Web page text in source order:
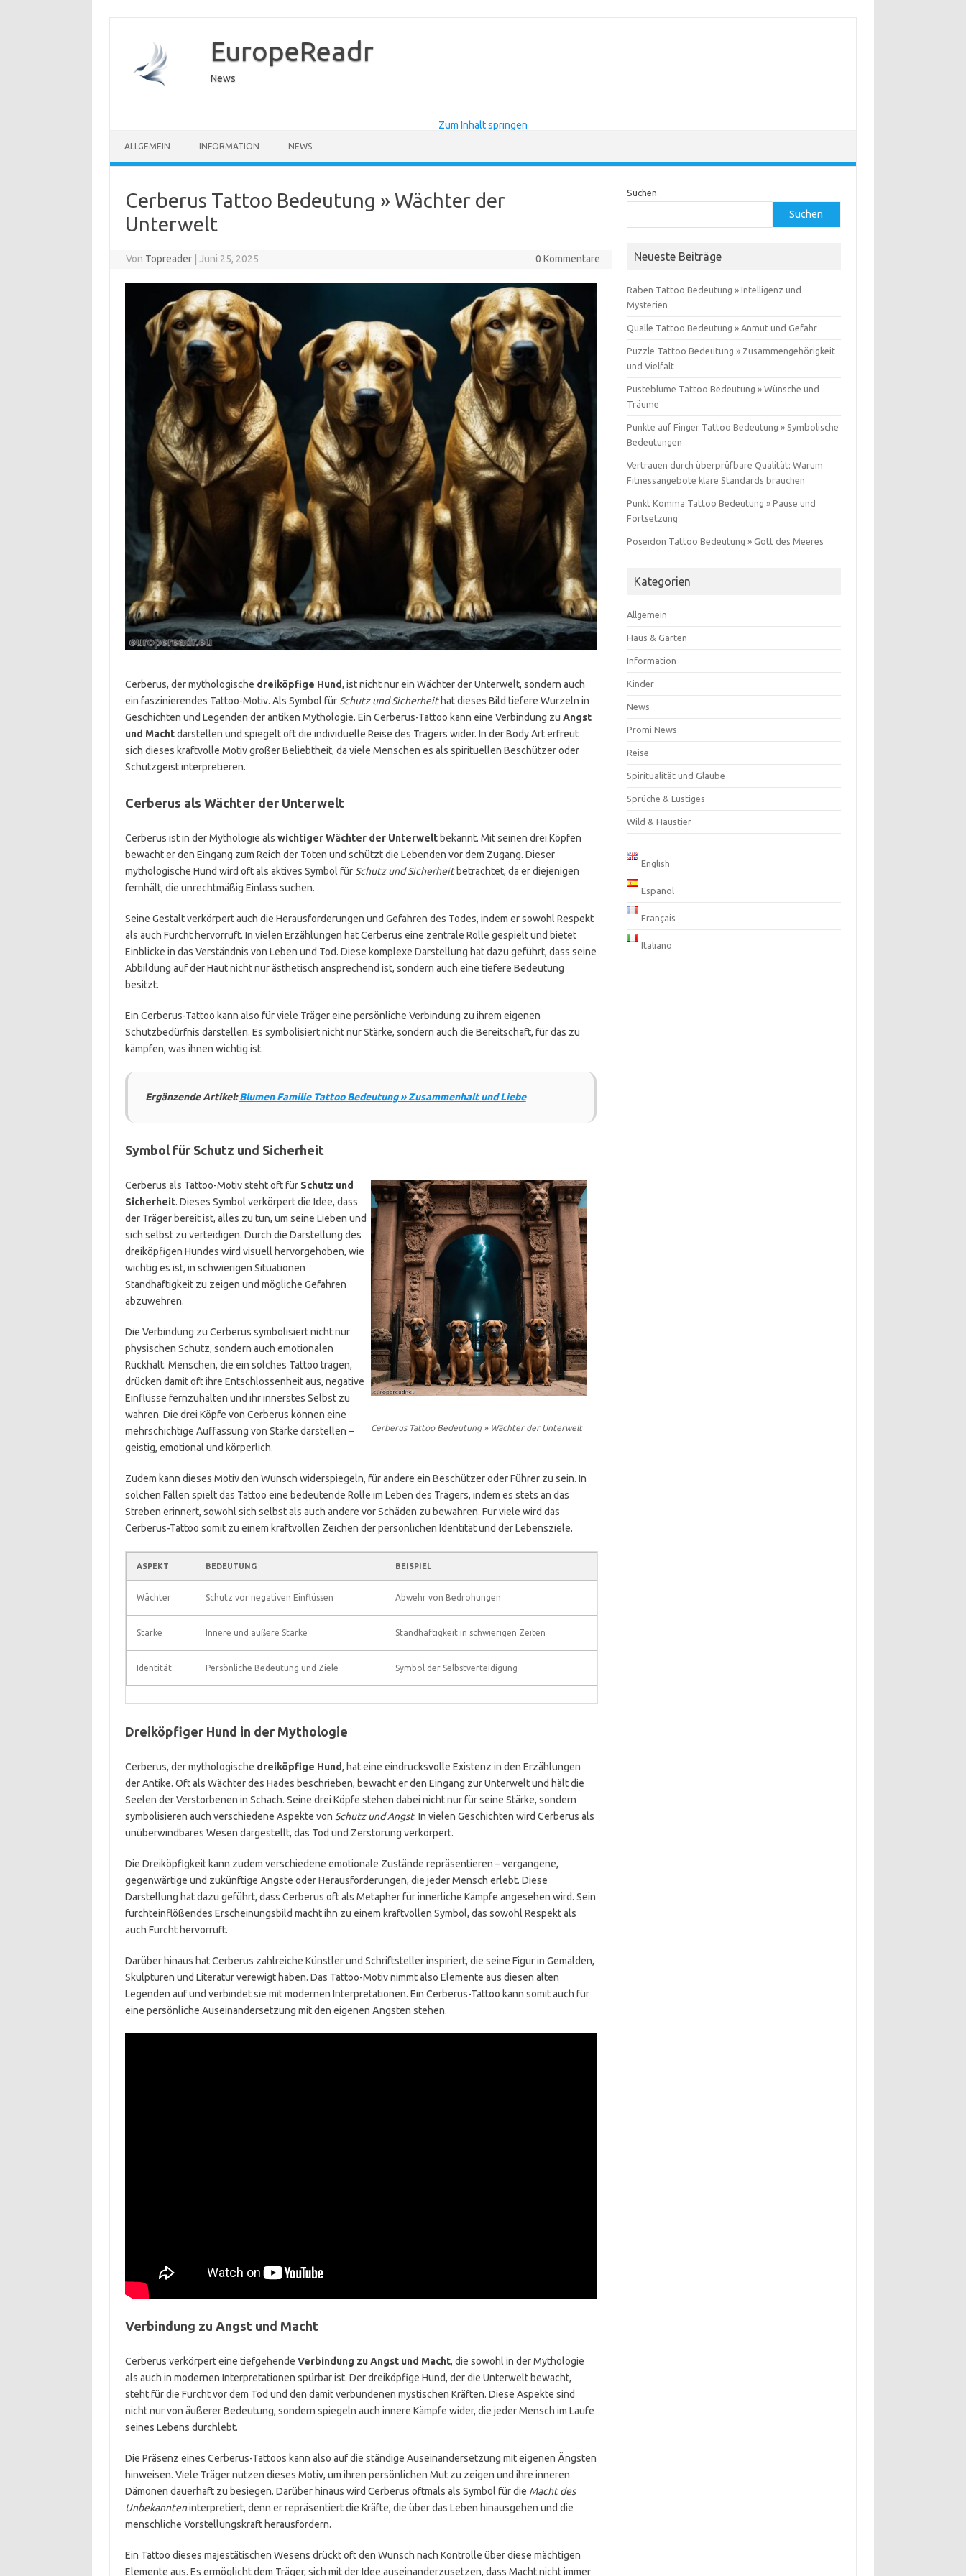
EuropeReadr
News
Zum Inhalt springen
ALLGEMEIN INFORMATION NEWS
Cerberus Tattoo Bedeutung » Wächter der
Unterwelt
Von Topreader Juni 25, 2025 0 Kommentare
Cerberus, der mythologische dreiköpfige Hund, ist nicht nur ein Wächter der Unterwelt, sondern auch
ein faszinierendes Tattoo-Motiv. Als Symbol für Schutz und Sicherheithat dieses Bild tiefere Wurzeln in
Geschichten und Legenden der antiken Mythologie. Ein Cerberus-Tattoo kann eine Verbindung zu Angst
und Machtdarstellen und spiegelt oft die individuelle Reise des Trägers wider. In der Body Art erfreut
sich dieses kraftvolle Motiv großer Beliebtheit, da viele Menschen es als spirituellen Beschützer oder
Schutzgeist interpretieren.
Cerberus als Wächter der Unterwelt
Cerberus ist in der Mythologie als wichtiger Wächter der Unterweltbekannt. Mit seinen drei Köpfen
bewacht er den Eingang zum Reich der Toten und schützt die Lebenden vor dem Zugang. Dieser
mythologische Hund wird oft als aktives Symbol für Schutz und Sicherheitbetrachtet, da er diejenigen
fernhält, die unrechtmäßig Einlass suchen.
Seine Gestalt verkörpert auch die Herausforderungen und Gefahren des Todes, indem er sowohl Respekt
als auch Furcht hervorruft. In vielen Erzählungen hat Cerberus eine zentrale Rolle gespielt und bietet
Einblicke in das Verständnis von Leben und Tod. Diese komplexe Darstellung hat dazu geführt, dass seine
Abbildung auf der Haut nicht nur ästhetisch ansprechend ist, sondern auch eine tiefere Bedeutung
besitzt.
Ein Cerberus-Tattoo kann also für viele Träger eine persönliche Verbindung zu ihrem eigenen
Schutzbedürfnis darstellen. Es symbolisiert nicht nur Stärke, sondern auch die Bereitschaft, für das zu
kämpfen, was ihnen wichtig ist.
Ergänzende Artikel:Blumen Familie Tattoo Bedeutung » Zusammenhalt und Liebe
Symbol für Schutz und Sicherheit
Cerberus Tattoo Bedeutung » Wächter der Unterwelt
Cerberus als Tattoo-Motiv steht oft für Schutz und
Sicherheit. Dieses Symbol verkörpert die Idee, dass
der Träger bereit ist, alles zu tun, um seine Lieben und
sich selbst zu verteidigen. Durch die Darstellung des
dreiköpfigen Hundes wird visuell hervorgehoben, wie
wichtig es ist, in schwierigen Situationen
Standhaftigkeit zu zeigen und mögliche Gefahren
abzuwehren.
Die Verbindung zu Cerberus symbolisiert nicht nur
physischen Schutz, sondern auch emotionalen
Rückhalt. Menschen, die ein solches Tattoo tragen,
drücken damit oft ihre Entschlossenheit aus, negative
Einflüsse fernzuhalten und ihr innerstes Selbst zu
wahren. Die drei Köpfe von Cerberus können eine
mehrschichtige Auffassung von Stärke darstellen –
geistig, emotional und körperlich.
Zudem kann dieses Motiv den Wunsch widerspiegeln, für andere ein Beschützer oder Führer zu sein. In
solchen Fällen spielt das Tattoo eine bedeutende Rolle im Leben des Trägers, indem es stets an das
Streben erinnert, sowohl sich selbst als auch andere vor Schäden zu bewahren. Fur viele wird das
Cerberus-Tattoo somit zu einem kraftvollen Zeichen der persönlichen Identität und der Lebensziele.
ASPEKT BEDEUTUNG BEISPIEL
Wächter Schutz vor negativen Einflüssen Abwehr von Bedrohungen
Stärke Innere und äußere Stärke Standhaftigkeit in schwierigen Zeiten
Identität Persönliche Bedeutung und Ziele Symbol der Selbstverteidigung
Dreiköpfiger Hund in der Mythologie
Cerberus, der mythologische dreiköpfige Hund, hat eine eindrucksvolle Existenz in den Erzählungen
der Antike. Oft als Wächter des Hades beschrieben, bewacht er den Eingang zur Unterwelt und hält die
Seelen der Verstorbenen in Schach. Seine drei Köpfe stehen dabei nicht nur für seine Stärke, sondern
symbolisieren auch verschiedene Aspekte von Schutz und Angst. In vielen Geschichten wird Cerberus als
unüberwindbares Wesen dargestellt, das Tod und Zerstörung verkörpert.
Die Dreiköpfigkeit kann zudem verschiedene emotionale Zustände repräsentieren – vergangene,
gegenwärtige und zukünftige Ängste oder Herausforderungen, die jeder Mensch erlebt. Diese
Darstellung hat dazu geführt, dass Cerberus oft als Metapher für innerliche Kämpfe angesehen wird. Sein
furchteinflößendes Erscheinungsbild macht ihn zu einem kraftvollen Symbol, das sowohl Respekt als
auch Furcht hervorruft.
Darüber hinaus hat Cerberus zahlreiche Künstler und Schriftsteller inspiriert, die seine Figur in Gemälden,
Skulpturen und Literatur verewigt haben. Das Tattoo-Motiv nimmt also Elemente aus diesen alten
Legenden auf und verbindet sie mit modernen Interpretationen. Ein Cerberus-Tattoo kann somit auch für
eine persönliche Auseinandersetzung mit den eigenen Ängsten stehen.
Verbindung zu Angst und Macht
Cerberus verkörpert eine tiefgehende Verbindung zu Angst und Macht, die sowohl in der Mythologie
als auch in modernen Interpretationen spürbar ist. Der dreiköpfige Hund, der die Unterwelt bewacht,
steht für die Furcht vor dem Tod und den damit verbundenen mystischen Kräften. Diese Aspekte sind
nicht nur von äußerer Bedeutung, sondern spiegeln auch innere Kämpfe wider, die jeder Mensch im Laufe
seines Lebens durchlebt.
Die Präsenz eines Cerberus-Tattoos kann also auf die ständige Auseinandersetzung mit eigenen Ängsten
hinweisen. Viele Träger nutzen dieses Motiv, um ihren persönlichen Mut zu zeigen und ihre inneren
Dämonen dauerhaft zu besiegen. Darüber hinaus wird Cerberus oftmals als Symbol für die Macht des
Unbekannteninterpretiert, denn er repräsentiert die Kräfte, die über das Leben hinausgehen und die
menschliche Vorstellungskraft herausfordern.
Ein Tattoo dieses majestätischen Wesens drückt oft den Wunsch nach Kontrolle über diese mächtigen
Elemente aus. Es ermöglicht dem Träger, sich mit der Idee auseinanderzusetzen, dass Macht nicht immer
Suchen
Suchen
Neueste Beiträge
Raben Tattoo Bedeutung » Intelligenz und
Mysterien
Qualle Tattoo Bedeutung » Anmut und Gefahr
Puzzle Tattoo Bedeutung » Zusammengehörigkeit
und Vielfalt
Pusteblume Tattoo Bedeutung » Wünsche und
Träume
Punkte auf Finger Tattoo Bedeutung » Symbolische
Bedeutungen
Vertrauen durch überprüfbare Qualität: Warum
Fitnessangebote klare Standards brauchen
Punkt Komma Tattoo Bedeutung » Pause und
Fortsetzung
Poseidon Tattoo Bedeutung » Gott des Meeres
Kategorien
Allgemein
Haus & Garten
Information
Kinder
News
Promi News
Reise
Spiritualität und Glaube
Sprüche & Lustiges
Wild & Haustier
English
Español
Français
Italiano